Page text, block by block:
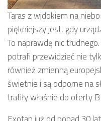
Taras z widokiem na
piękniejszy jest, gdy
To naprawdę nic
potrafi przewidzieć nie
również zmienną
świetnie i są odporne na
trafiły właśnie do oferty